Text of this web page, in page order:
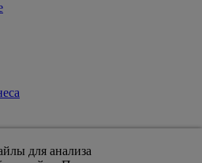
для анализа